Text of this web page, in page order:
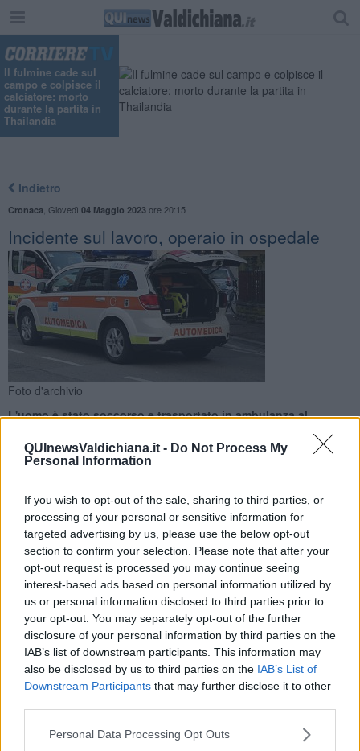
QUInewsValdichiana.it - Do Not Process My
Personal Information
If you wish to opt-out of the sale, sharing to third parties, or
processing of your personal or sensitive information for
targeted advertising by us, please use the below opt-out
section to confirm your selection. Please note that after your
opt-out request is processed you may continue seeing
interest-based ads based on personal information utilized by
us or personal information disclosed to third parties prior to
your opt-out. You may separately opt-out of the further
disclosure of your personal information by third parties on the
IAB’s list of downstream participants. This information may
also be disclosed by us to third parties on the IAB’s List of
Downstream Participants that may further disclose it to other
Personal Data Processing Opt Outs
Il fulmine cade sul
campo e colpisce il
calciatore: morto
durante la partita in
Thailandia
Indietro
Cronaca Giovedì 04 Maggio 2023ore 20:15
Incidente sul lavoro, operaio in ospedale
Foto d'archivio
L'uomo è stato soccorso e trasportato in ambulanza al
policlinico delle Scotte a Siena dopo l'urto contro la pedana di
un furgone
CASTIGLIONE D'ORCIA —Incidente sul lavoro nel pomeriggio di
oggi 4 Maggio a Radicofani, con un operaio di 34 anni finito in
ospedale al policlinico delle Scotte a Siena dopo l'urto contro la
pedana di un furgone.
L'intervento del 118 è stato richiesto dalla frazione di Castiglione
d'Orcia di Gallina poco prima delle 18,10 e dalla centrale lì sono
stati inviati l'automedica e l'ambulanza della Misericordia entrambe
da Abbadia San Salvatore.
Non solo, perché la Asl sud est ha attivato anche il personale del